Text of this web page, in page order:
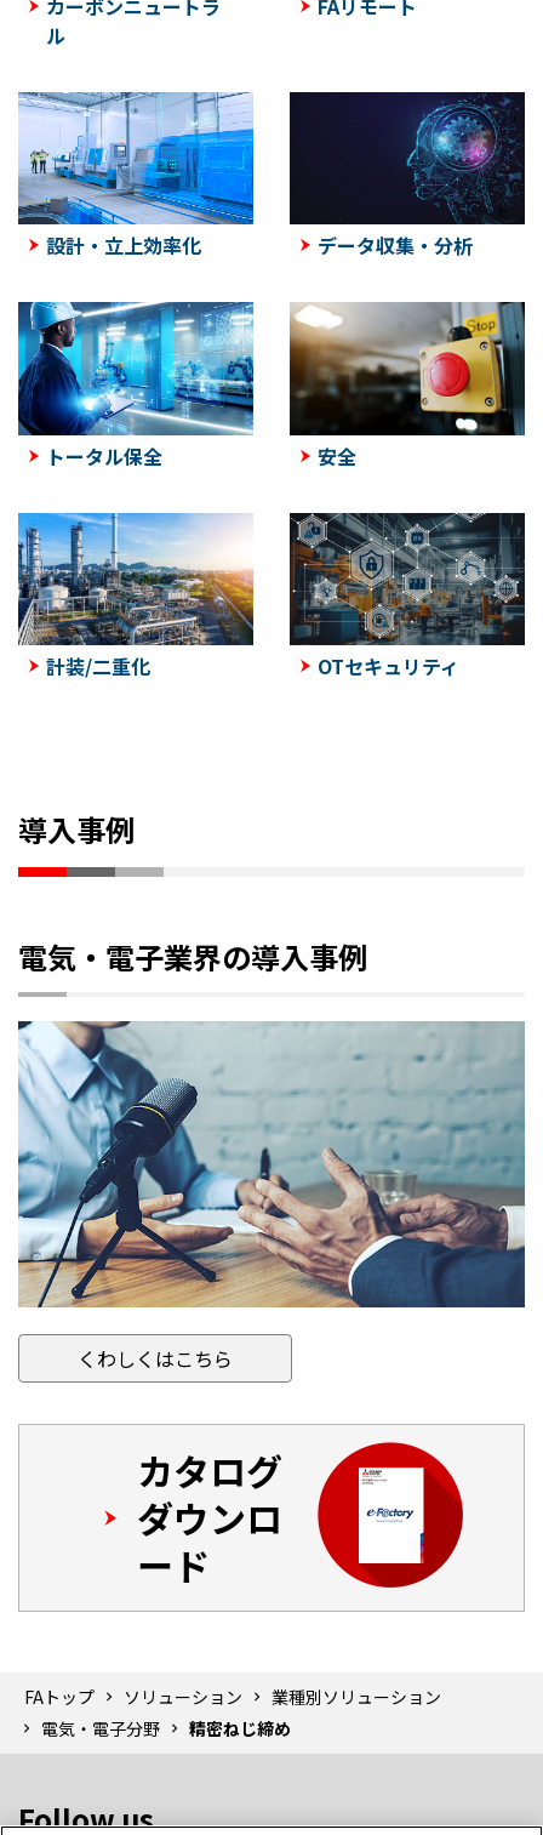
カーボンニュートラ
ル
FAリモート
設計・立上効率化 データ収集・分析
トータル保全 安全
計装/二重化 OTセキュリティ
導入事例
電気・電子業界の導入事例
くわしくはこちら
カタログ
ダウンロ
ード
FAトップ ソリューション
業種別ソリューション
電気・電子分野
精密ねじ締め
Follow us